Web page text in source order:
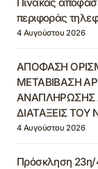
Πίνακας
περιφοράς
4 Αυγούστου 2026
ΑΠΟΦΑΣΗ
ΜΕΤΑΒΙΒΑΣΗ
ΑΝΑΠΛΗΡΩΣΗΣ
ΔΙΑΤΑΞΕΙΣ ΤΟΥ
4 Αυγούστου 2026
Πρόσκληση 23η/